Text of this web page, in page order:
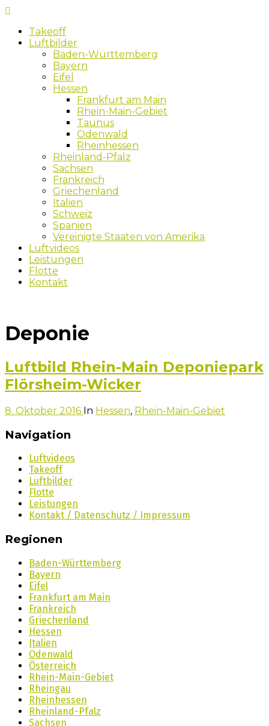
Skip
contentTakeoff
Luftbilder
Baden-Württemberg
Bayern
Eifel
Hessen
Frankfurt am Main
Rhein-Main-Gebiet
Taunus
Odenwald
Rheinhessen
Rheinland-Pfalz
Sachsen
Frankreich
Griechenland
Italien
Schweiz
Spanien
Vereinigte Staaten von Amerika
Luftvideos
Leistungen
Flotte
Kontakt
Deponie
Luftbild Rhein-Main Deponiepark
Flörsheim-Wicker
8. Oktober 2016 In Hessen, Rhein-Main-Gebiet
Navigation
Luftvideos
Takeoff
Luftbilder
Flotte
Leistungen
Kontakt / Datenschutz / Impressum
Regionen
Baden-Württemberg
Bayern
Eifel
Frankfurt am Main
Frankreich
Griechenland
Hessen
Italien
Odenwald
Österreich
Rhein-Main-Gebiet
Rheingau
Rheinhessen
Rheinland-Pfalz
Sachsen